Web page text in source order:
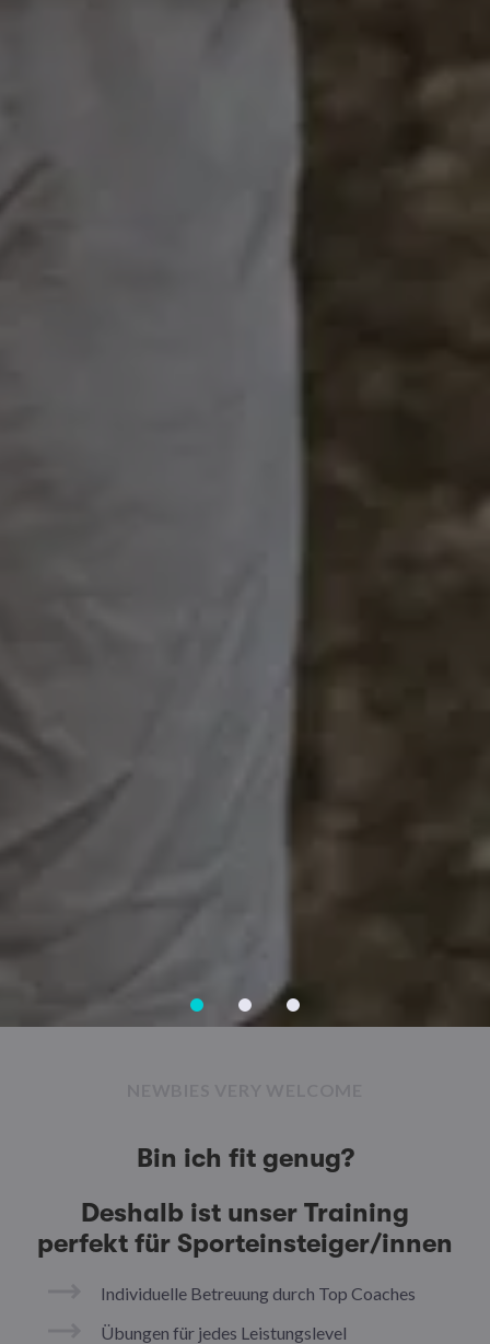
Bin ich fit genug?
Deshalb ist unser Training
perfekt für Sporteinsteiger/innen
Individuelle Betreuung durch Top Coaches
Übungen für jedes Leistungslevel